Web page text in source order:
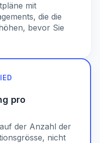
mit
die die
bevor Sie
pro
der Anzahl der
nicht